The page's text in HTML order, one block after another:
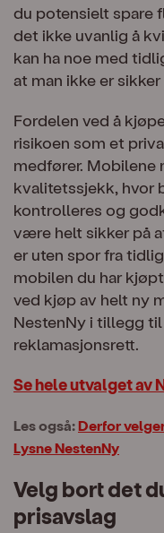
du potensielt spare
det ikke uvanlig å
kan ha noe med
at man ikke er
Fordelen ved å
risikoen som et
medfører. Mobilene
kvalitetssjekk, hvor
kontrolleres og
være helt sikker på
er uten spor fra
mobilen du har
ved kjøp av helt ny
NestenNy i tillegg til
reklamasjonsrett.
Se hele utvalget av
Les også:Derfor
Lysne NestenNy
Velg bort det
prisavslag